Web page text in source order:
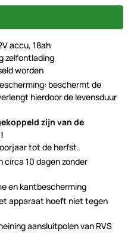
accu, 18ah
zelfontlading
worden
beschermt de
hierdoor de levensduur
zijn van de
tot de herfst.
circa 10 dagen zonder
en kantbescherming
apparaat hoeft niet tegen
aansluitpolen van RVS